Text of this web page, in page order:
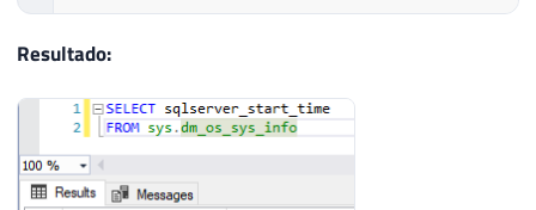
Resultado: